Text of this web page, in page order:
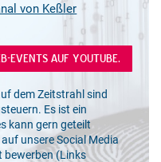
von Keßler
EVENTS AUF YOUTUBE.
dem Zeitstrahl sind
Es ist ein
kann gern geteilt
unsere Social Media
bewerben (Links